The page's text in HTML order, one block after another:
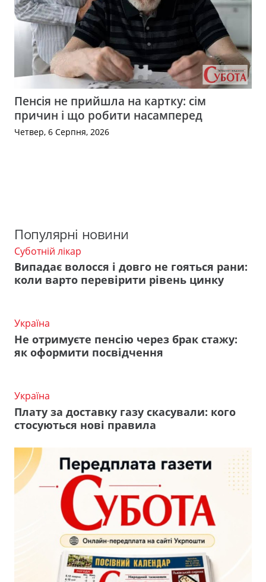
Пенсія не прийшла на картку: сім
причин і що робити насамперед
Четвер, 6 Серпня, 2026
Популярні новини
Суботній лікар
Випадає волосся і довго не гояться рани:
коли варто перевірити рівень цинку
Україна
Не отримуєте пенсію через брак стажу:
як оформити посвідчення
Україна
Плату за доставку газу скасували: кого
стосуються нові правила